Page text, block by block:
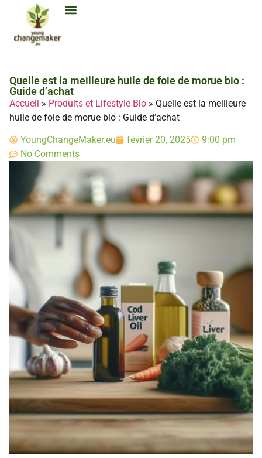
Quelle est la meilleure huile de foie de morue bio :
Guide d’achat
Accueil » Produits et Lifestyle Bio » Quelle est la meilleure
huile de foie de morue bio : Guide d’achat
YoungChangeMaker.eu février 20, 2025
9:00 pm
No Comments